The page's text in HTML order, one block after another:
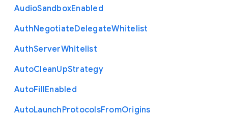
AudioSandboxEnabled
AuthNegotiateDelegateWhitelist
AuthServerWhitelist
AutoCleanUpStrategy
AutoFillEnabled
AutoLaunchProtocolsFromOrigins